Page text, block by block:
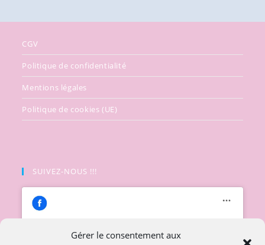
Gérer le consentement aux
CGV
Politique de confidentialité
Mentions légales
Politique de cookies (UE)
SUIVEZ-NOUS !!!